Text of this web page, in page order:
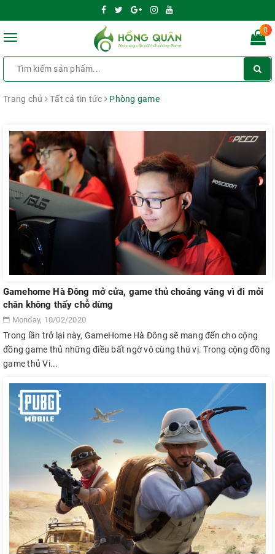
Toggle
0
Trang chủ Tất cả tin tức Phòng game
Gamehome Hà Đông mở cửa, game thủ choáng váng vì đi mỏi
chân không thấy chỗ dừng
Monday, 10/02/2020
Trong lần trở lại này, GameHome Hà Đông sẽ mang đến cho cộng
đồng game thủ những điều bất ngờ vô cùng thú vị. Trong cộng đồng
game thủ Vi...